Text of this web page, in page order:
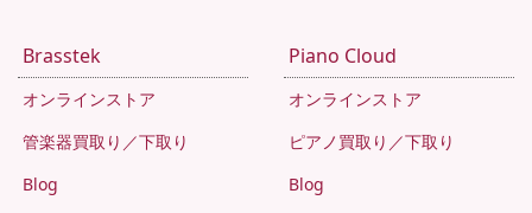
Brasstek
オンラインストア
管楽器買取り／下取り
Blog
Piano Cloud
オンラインストア
ピアノ買取り／下取り
Blog